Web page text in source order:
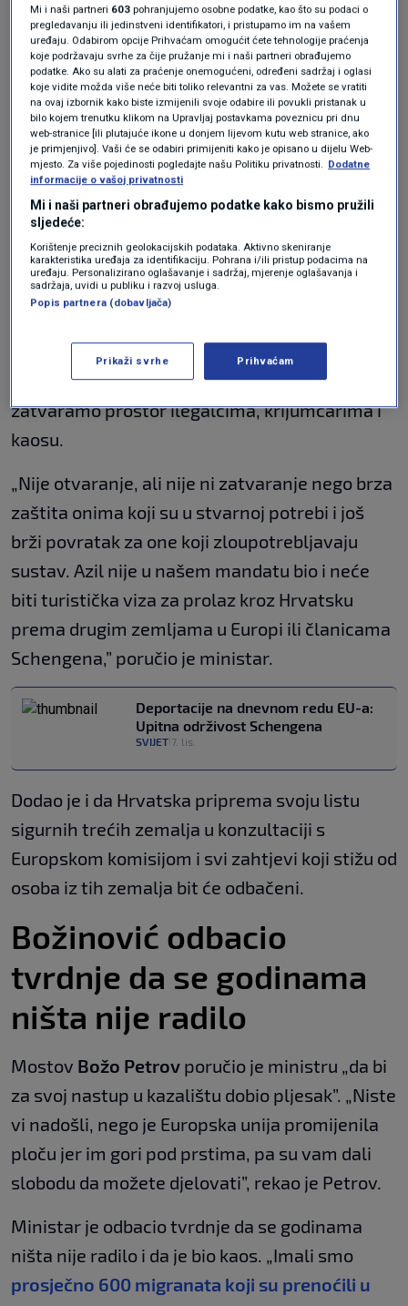
VIJESTI|10. lis.
"Ovi podaci nisu slučajni nego su rezultat
sustavnog, odlučnog i profesionalnog rada
hrvatske policije. Sve ove činjenice pokazuju
da se sigurnost granica ne brani galamom,
žicama i Facebook statusima, već uređenim
sustavom i kontinuiranom odgovornom
politikom. Mi ne biramo između humanosti i
sigurnosti, biramo odgovornu humanost",
istaknuo je Božinović.
Rekao je i kako jedino ako imamo uređen
sustav i ako smootvoreni za zakonite putove
zatvaramo prostor ilegalcima, krijumčarima i
kaosu.
„Nije otvaranje, ali nije ni zatvaranje nego brza
zaštita onima koji su u stvarnoj potrebi i još
brži povratak za one koji zloupotrebljavaju
sustav. Azil nije u našem mandatu bio i neće
biti turistička viza za prolaz kroz Hrvatsku
prema drugim zemljama u Europi ili članicama
Schengena,” poručio je ministar.
Deportacije na dnevnom redu EU-a:
Upitna održivost Schengena
SVIJET 7. lis.
Dodao je i da Hrvatska priprema svoju listu
sigurnih trećih zemalja u konzultaciji s
Europskom komisijom i svi zahtjevi koji stižu od
osoba iz tih zemalja bit će odbačeni.
Božinović odbacio
tvrdnje da se godinama
ništa nije radilo
Mostov Božo Petrov poručio je ministru „da bi
za svoj nastup u kazalištu dobio pljesak”. „Niste
vi nadošli, nego je Europska unija promijenila
ploču jer im gori pod prstima, pa su vam dali
slobodu da možete djelovati”, rekao je Petrov.
Ministar je odbacio tvrdnje da se godinama
ništa nije radilo i da je bio kaos. „Imali smo
prosječno 600 migranata koji su prenoćili u
Mi i naši partneri 603 pohranjujemo osobne podatke, kao što su podaci o
pregledavanju ili jedinstveni identifikatori, i pristupamo im na vašem
uređaju. Odabirom opcije Prihvaćam omogućit ćete tehnologije praćenja
koje podržavaju svrhe za čije pružanje mi i naši partneri obrađujemo
podatke. Ako su alati za praćenje onemogućeni, određeni sadržaj i oglasi
koje vidite možda više neće biti toliko relevantni za vas. Možete se vratiti
na ovaj izbornik kako biste izmijenili svoje odabire ili povukli pristanak u
bilo kojem trenutku klikom na Upravljaj postavkama poveznicu pri dnu
web-stranice [ili plutajuće ikone u donjem lijevom kutu web stranice, ako
je primjenjivo]. Vaši će se odabiri primijeniti kako je opisano u dijelu Web-
mjesto. Za više pojedinosti pogledajte našu Politiku privatnosti. Dodatne
informacije o vašoj privatnosti
Mi i naši partneri obrađujemo podatke kako bismo pružili
sljedeće:
Korištenje preciznih geolokacijskih podataka. Aktivno skeniranje
karakteristika uređaja za identifikaciju. Pohrana i/ili pristup podacima na
uređaju. Personalizirano oglašavanje i sadržaj, mjerenje oglašavanja i
sadržaja, uvidi u publiku i razvoj usluga.
Popis partnera (dobavljača)
Prikaži svrhe Prihvaćam